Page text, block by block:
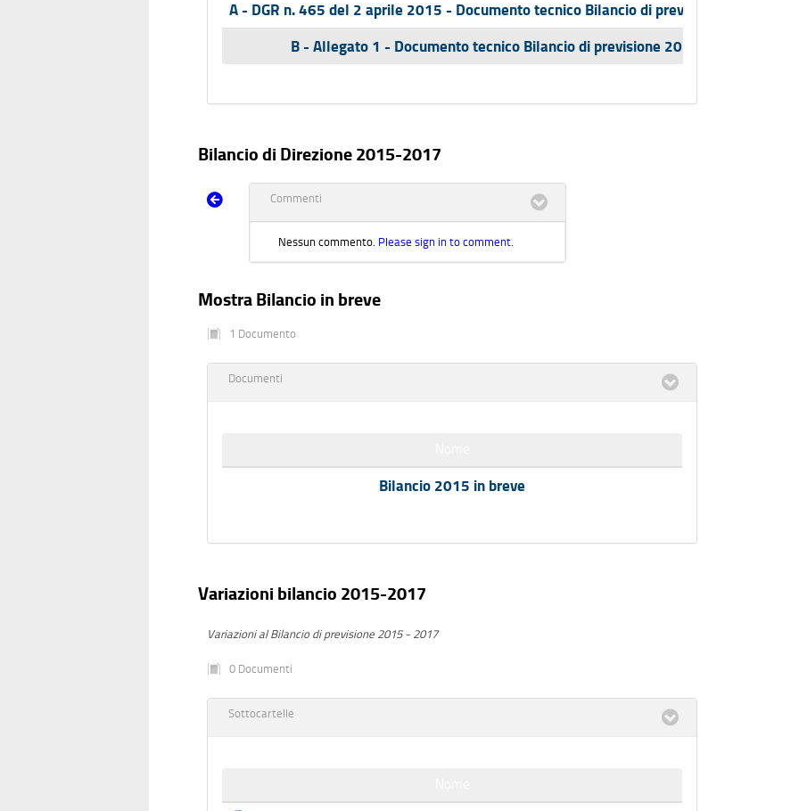
A - DGR n. 465 del 2 aprile 2015 - Documento tecnico Bilancio di previsione 2015-
B - Allegato 1 - Documento tecnico Bilancio di previsione 2015-2017
Bilancio di Direzione 2015-2017
Commenti
Nessun commento. Please sign in to comment.
Mostra Bilancio in breve
1 Documento
Documenti
Bilancio 2015 in breve
Variazioni bilancio 2015-2017
Variazioni al Bilancio di previsione 2015 - 2017
0 Documenti
Sottocartelle